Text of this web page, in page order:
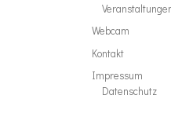
Webcam
Kontakt
Impressum
Datenschutz